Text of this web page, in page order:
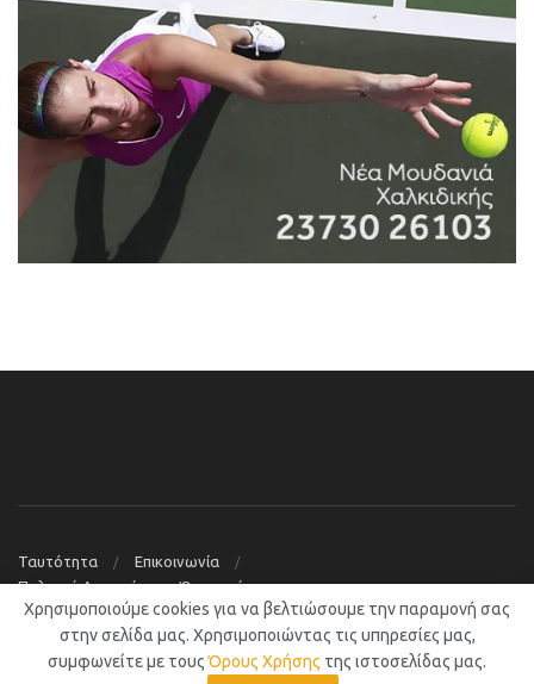
Ταυτότητα
Επικοινωνία
Πολιτική Απορρήτου – Όροι χρήσης
© 2019Νέα Μουδανιά Blog
Χρησιμοποιούμε cookies για να βελτιώσουμε την παραμονή σας
στην σελίδα μας. Χρησιμοποιώντας τις υπηρεσίες μας,
συμφωνείτε με τουςΌρους Χρήσης της ιστοσελίδας μας.